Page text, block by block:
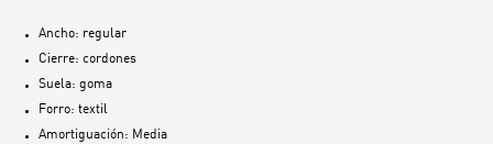
Ancho: regular
Cierre: cordones
Suela: goma
Forro: textil
Amortiguación: Media